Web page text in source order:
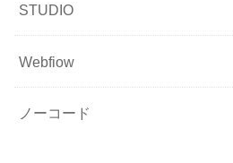
STUDIO
Webfiow
ノーコード